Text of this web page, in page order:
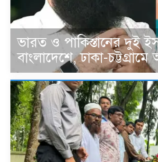
ভারত ও পাকিস্তানের দুই
বাংলাদেশে, ঢাকা-